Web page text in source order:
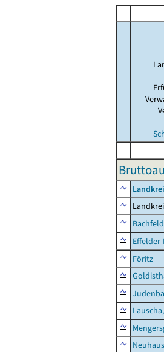
Bachfeld
Föritz